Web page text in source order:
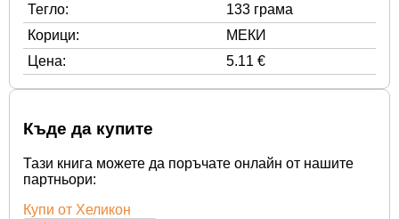
Тегло:
133 грама
Корици:
МЕКИ
Цена:
5.11 €
Къде да купите
Тази книга можете да поръчате онлайн от нашите
партньори:
Купи от Хеликон